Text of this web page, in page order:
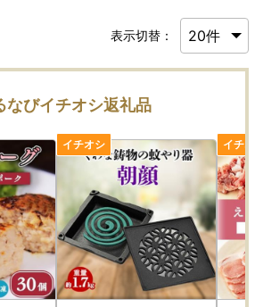
請についてご紹介しておりますのでご確
ます。個人情報の保護は遷移先サイト
)
町阿下喜 31番地
工部商工観光課
表示切替：
なびイチオシ返礼品